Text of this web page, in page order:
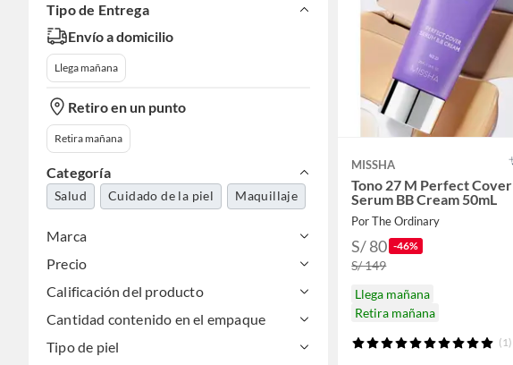
Tipo de Entrega
Envío a domicilio
Llega mañana
Retiro en un punto
Retira mañana
Categoría
Salud Cuidado de la piel Maquillaje
Marca
Precio
Calificación del producto
Cantidad contenido en el empaque
Tipo de piel
MISSHA
Tono 27 M Perfect Cover
Serum BB Cream 50mL
Por The Ordinary
S/ 80 -46%
S/ 149
Llega mañana
Retira mañana
(1)